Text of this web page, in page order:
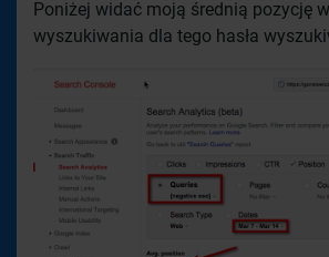
Poniżej widać moją średnią pozycję
wyszukiwania dla tego hasła